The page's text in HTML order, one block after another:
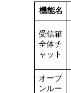
機能名
受信箱
全体チ
ャット
オープ
ンルー